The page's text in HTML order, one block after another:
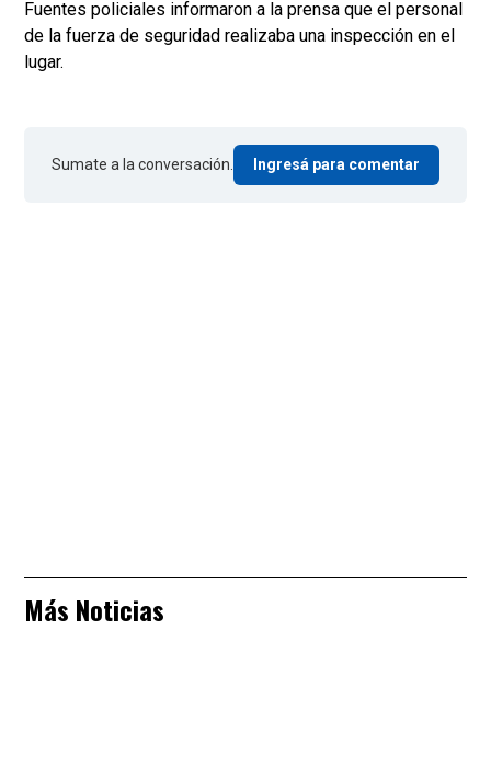
Fuentes policiales informaron a la prensa que el personal
de la fuerza de seguridad realizaba una inspección en el
lugar.
Sumate a la conversación. Ingresá para comentar
Más Noticias